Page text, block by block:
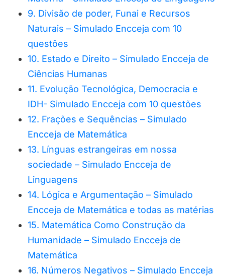
9. Divisão de poder, Funai e Recursos
Naturais – Simulado Encceja com 10
questões
10. Estado e Direito – Simulado Encceja de
Ciências Humanas
11. Evolução Tecnológica, Democracia e
IDH- Simulado Encceja com 10 questões
12. Frações e Sequências – Simulado
Encceja de Matemática
13. Línguas estrangeiras em nossa
sociedade – Simulado Encceja de
Linguagens
14. Lógica e Argumentação – Simulado
Encceja de Matemática e todas as matérias
15. Matemática Como Construção da
Humanidade – Simulado Encceja de
Matemática
16. Números Negativos – Simulado Encceja